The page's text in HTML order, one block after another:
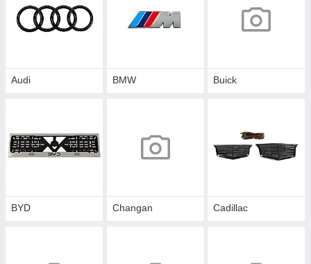
Audi BMW Buick
BYD Changan Cadillac